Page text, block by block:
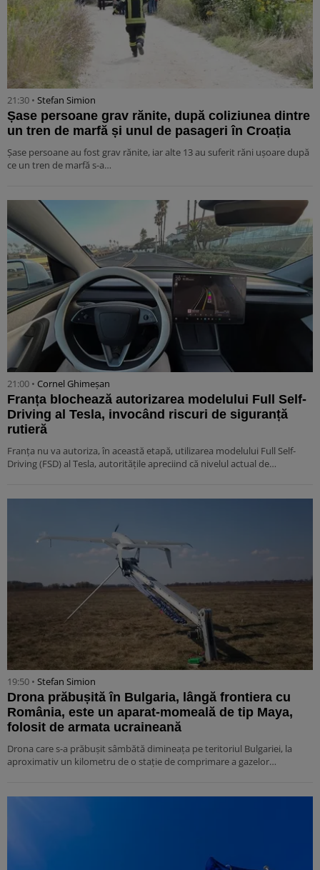
21:30 • Stefan Simion
Șase persoane grav rănite, după coliziunea dintre
un tren de marfă și unul de pasageri în Croația
Șase persoane au fost grav rănite, iar alte 13 au suferit răni ușoare după
ce un tren de marfă s-a…
21:00 • Cornel Ghimeșan
Franța blochează autorizarea modelului Full Self-
Driving al Tesla, invocând riscuri de siguranță
rutieră
Franța nu va autoriza, în această etapă, utilizarea modelului Full Self-
Driving (FSD) al Tesla, autoritățile apreciind că nivelul actual de…
19:50 • Stefan Simion
Drona prăbușită în Bulgaria, lângă frontiera cu
România, este un aparat-momeală de tip Maya,
folosit de armata ucraineană
Drona care s-a prăbușit sâmbătă dimineața pe teritoriul Bulgariei, la
aproximativ un kilometru de o stație de comprimare a gazelor…